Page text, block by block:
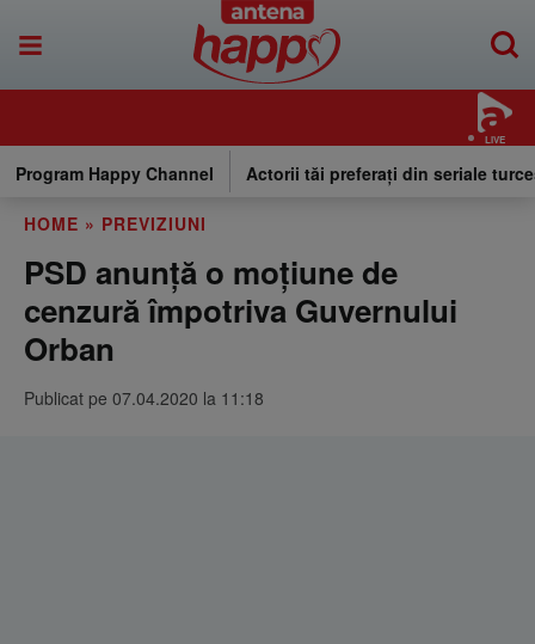
LIVE
Program Happy Channel Actorii tăi preferați din seriale
HOME » PREVIZIUNI
PSD anunţă o moţiune de
cenzură împotriva Guvernului
Orban
Publicat pe 07.04.2020 la 11:18